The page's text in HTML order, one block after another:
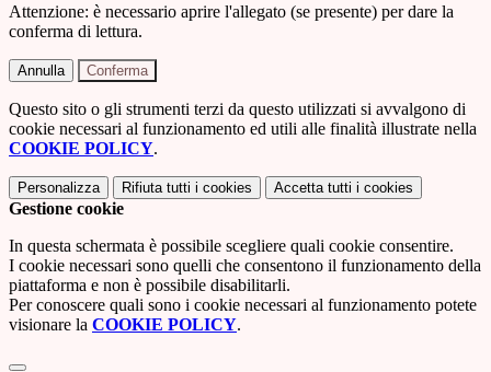
Attenzione: è necessario aprire l'allegato (se presente) per dare la
conferma di lettura.
Annulla Conferma
Questo sito o gli strumenti terzi da questo utilizzati si avvalgono di
cookie necessari al funzionamento ed utili alle finalità illustrate nella
COOKIE POLICY.
Personalizza Rifiuta tutti i cookies Accetta tutti i cookies
Gestione cookie
In questa schermata è possibile scegliere quali cookie consentire.
I cookie necessari sono quelli che consentono il funzionamento della
piattaforma e non è possibile disabilitarli.
Per conoscere quali sono i cookie necessari al funzionamento potete
visionare la COOKIE POLICY.